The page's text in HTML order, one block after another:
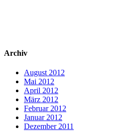
Archiv
August 2012
Mai 2012
April 2012
März 2012
Februar 2012
Januar 2012
Dezember 2011